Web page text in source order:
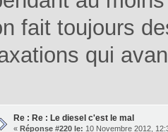
fait toujours
qui
Re : Re : Le diesel c'est le mal
« Réponse #220 le: 10 Novembre 2012,